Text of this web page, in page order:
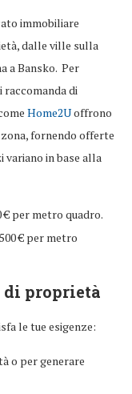
immobiliare
dalle ville sulla
a Bansko. Per
raccomanda di
Home2Uoffrono
fornendo offerte
in base alla
€ per metro quadro.
€ per metro
di proprietà
le tue esigenze:
o per generare